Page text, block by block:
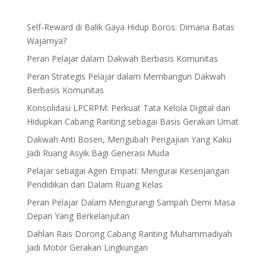
Self-Reward di Balik Gaya Hidup Boros: Dimana Batas
Wajarnya?
Peran Pelajar dalam Dakwah Berbasis Komunitas
Peran Strategis Pelajar dalam Membangun Dakwah
Berbasis Komunitas
Konsolidasi LPCRPM: Perkuat Tata Kelola Digital dan
Hidupkan Cabang Ranting sebagai Basis Gerakan Umat
Dakwah Anti Bosen, Mengubah Pengajian Yang Kaku
Jadi Ruang Asyik Bagi Generasi Muda
Pelajar sebagai Agen Empati: Mengurai Kesenjangan
Pendidikan dari Dalam Ruang Kelas
Peran Pelajar Dalam Mengurangi Sampah Demi Masa
Depan Yang Berkelanjutan
Dahlan Rais Dorong Cabang Ranting Muhammadiyah
Jadi Motor Gerakan Lingkungan